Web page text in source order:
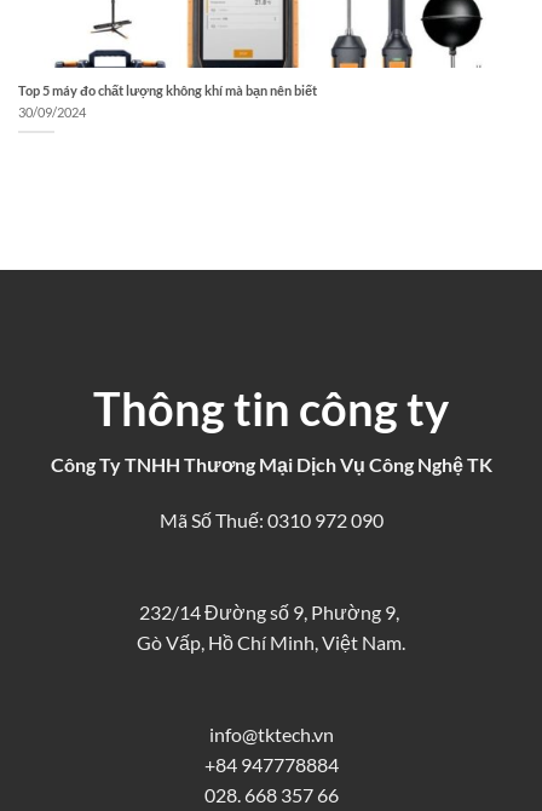
Top 5 máy đo chất lượng không khí mà bạn nên biết
30/09/2024
Thông tin công ty
Công Ty TNHH Thương Mại Dịch Vụ Công Nghệ TK
Mã Số Thuế: 0310 972 090
232/14 Đường số 9, Phường 9,
Gò Vấp, Hồ Chí Minh, Việt Nam.
info@tktech.vn
+84 947778884
028. 668 357 66